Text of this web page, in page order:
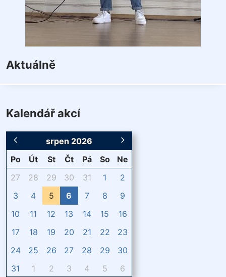
Aktuálně
Kalendář akcí
srpen 2026
Po
Út St Čt Pá So
Ne
27
28 29 30 31 1
2
3
4 5 6 7 8
9
10
11 12 13 14 15
16
17
18 19 20 21 22
23
24
25 26 27 28 29
30
31
1 2 3 4 5 6